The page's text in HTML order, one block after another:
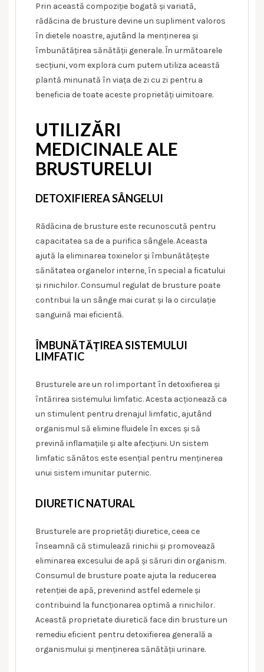
Prin această compoziție bogată și variată,
rădăcina de brusture devine un supliment valoros
în dietele noastre, ajutând la menținerea și
îmbunătățirea sănătății generale. În următoarele
secțiuni, vom explora cum putem utiliza această
plantă minunată în viața de zi cu zi pentru a
beneficia de toate aceste proprietăți uimitoare.
UTILIZĂRI
MEDICINALE ALE
BRUSTURELUI
DETOXIFIEREA SÂNGELUI
Rădăcina de brusture este recunoscută pentru
capacitatea sa de a purifica sângele. Aceasta
ajută la eliminarea toxinelor și îmbunătățește
sănătatea organelor interne, în special a ficatului
și rinichilor. Consumul regulat de brusture poate
contribui la un sânge mai curat și la o circulație
sanguină mai eficientă.
ÎMBUNĂTĂȚIREA SISTEMULUI
LIMFATIC
Brusturele are un rol important în detoxifierea și
întărirea sistemului limfatic. Acesta acționează ca
un stimulent pentru drenajul limfatic, ajutând
organismul să elimine fluidele în exces și să
prevină inflamațiile și alte afecțiuni. Un sistem
limfatic sănătos este esențial pentru menținerea
unui sistem imunitar puternic.
DIURETIC NATURAL
Brusturele are proprietăți diuretice, ceea ce
înseamnă că stimulează rinichii și promovează
eliminarea excesului de apă și săruri din organism.
Consumul de brusture poate ajuta la reducerea
retenției de apă, prevenind astfel edemele și
contribuind la funcționarea optimă a rinichilor.
Această proprietate diuretică face din brusture un
remediu eficient pentru detoxifierea generală a
organismului și menținerea sănătății urinare.